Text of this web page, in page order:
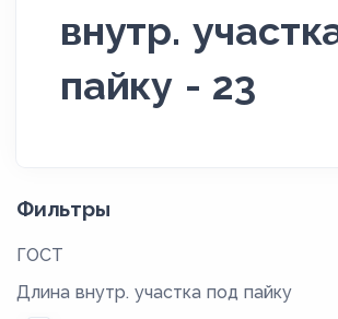
внутр.
пайку - 23
Фильтры
ГОСТ
Длина внутр. участка под пайку